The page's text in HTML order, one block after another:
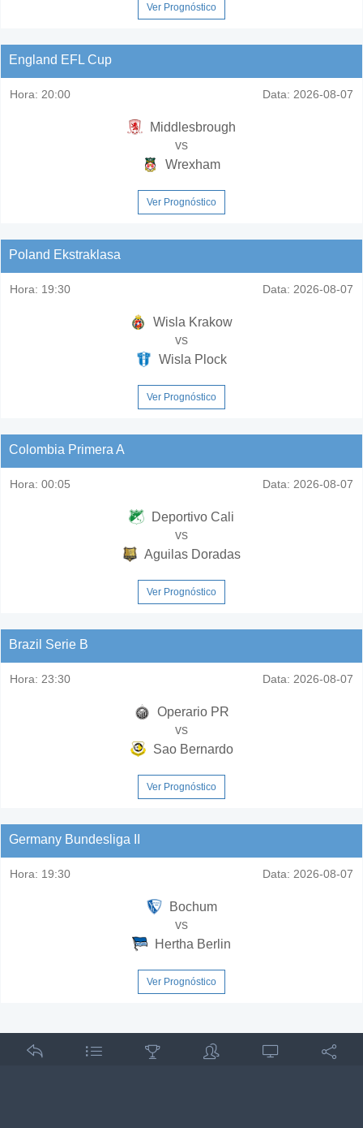
Ver Prognóstico
England EFL Cup
Hora: 20:00 Data: 2026-08-07
Middlesbrough
vs
Wrexham
Ver Prognóstico
Poland Ekstraklasa
Hora: 19:30 Data: 2026-08-07
Wisla Krakow
vs
Wisla Plock
Ver Prognóstico
Colombia Primera A
Hora: 00:05 Data: 2026-08-07
Deportivo Cali
vs
Aguilas Doradas
Ver Prognóstico
Brazil Serie B
Hora: 23:30 Data: 2026-08-07
Operario PR
vs
Sao Bernardo
Ver Prognóstico
Germany Bundesliga II
Hora: 19:30 Data: 2026-08-07
Bochum
vs
Hertha Berlin
Ver Prognóstico